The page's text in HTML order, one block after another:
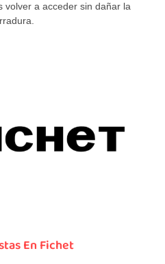
volver a acceder sin dañar la
En Fichet